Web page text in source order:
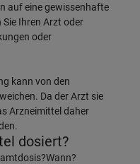
auf eine gewissenhafte
Ihren Arzt oder
oder
kann von den
Da der Arzt sie
Arzneimittel daher
dosiert?
Wann?